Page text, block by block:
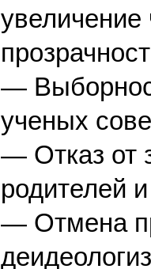
—
ученых
— Отказ от
родителей
— Отмена